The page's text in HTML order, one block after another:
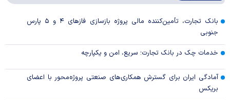
بانک تجارت، تأمین‌کننده مالی پروژه بازسازی فاز‌های ۴ و ۵ پارس
جنوبی
خدمات چک در بانک تجارت؛ سریع، امن و یکپارچه
آمادگی ایران برای گسترش همکاری‌های صنعتی پروژه‌محور با اعضای
بریکس